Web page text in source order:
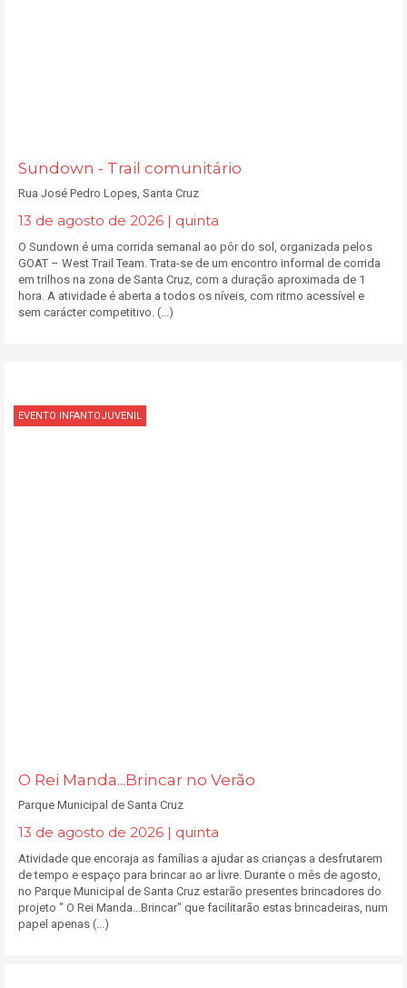
Sundown - Trail comunitário
Rua José Pedro Lopes, Santa Cruz
13 de agosto de 2026 | quinta
O Sundown é uma corrida semanal ao pôr do sol, organizada pelos
GOAT – West Trail Team. Trata-se de um encontro informal de corrida
em trilhos na zona de Santa Cruz, com a duração aproximada de 1
hora. A atividade é aberta a todos os níveis, com ritmo acessível e
sem carácter competitivo. (...)
EVENTO INFANTOJUVENIL
O Rei Manda...Brincar no Verão
Parque Municipal de Santa Cruz
13 de agosto de 2026 | quinta
Atividade que encoraja as famílias a ajudar as crianças a desfrutarem
de tempo e espaço para brincar ao ar livre. Durante o mês de agosto,
no Parque Municipal de Santa Cruz estarão presentes brincadores do
projeto " O Rei Manda...Brincar" que facilitarão estas brincadeiras, num
papel apenas (...)